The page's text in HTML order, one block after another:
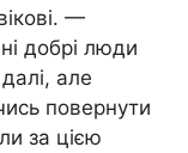
—
добрі люди
але
повернути
за цією